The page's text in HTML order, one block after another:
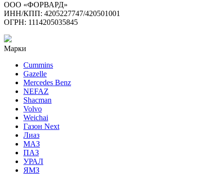
ООО «ФОРВАРД»
ИНН/КПП: 4205227747/420501001
ОГРН: 1114205035845
Марки
Cummins
Gazelle
Mercedes Benz
NEFAZ
Shacman
Volvo
Weichai
Газон Next
Лиаз
МАЗ
ПАЗ
УРАЛ
ЯМЗ